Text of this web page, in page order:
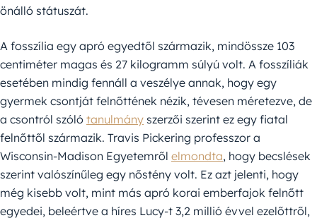
önálló státuszát.
A fosszília egy apró egyedtől származik, mindössze 103
centiméter magas és 27 kilogramm súlyú volt. A fosszíliák
esetében mindig fennáll a veszélye annak, hogy egy
gyermek csontját felnőttének nézik, tévesen méretezve, de
a csontról szóló tanulmány szerzői szerint ez egy fiatal
felnőttől származik. Travis Pickering professzor a
Wisconsin-Madison Egyetemről elmondta, hogy becslések
szerint valószínűleg egy nőstény volt. Ez azt jelenti, hogy
még kisebb volt, mint más apró korai emberfajok felnőtt
egyedei, beleértve a híres Lucy-t 3,2 millió évvel ezelőttről,